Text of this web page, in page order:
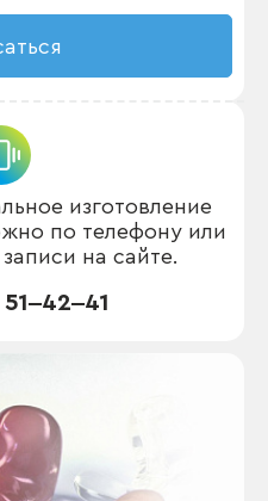
изготовление
по телефону или
на сайте.